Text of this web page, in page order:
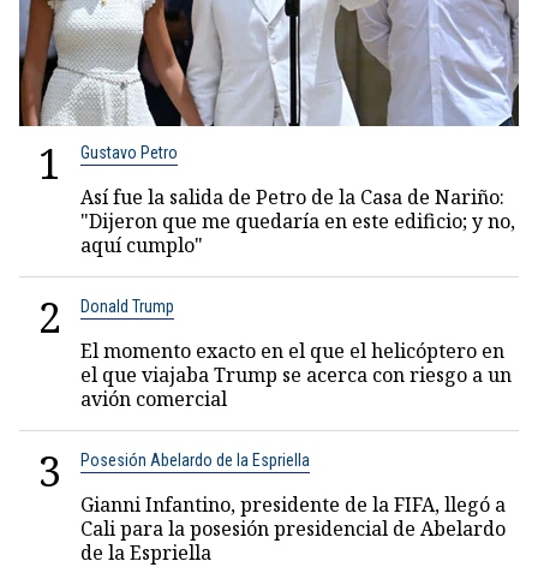
1 Gustavo Petro
Así fue la salida de Petro de la Casa de Nariño:
"Dijeron que me quedaría en este edificio; y no,
aquí cumplo"
2 Donald Trump
El momento exacto en el que el helicóptero en
el que viajaba Trump se acerca con riesgo a un
avión comercial
3 Posesión Abelardo de la Espriella
Gianni Infantino, presidente de la FIFA, llegó a
Cali para la posesión presidencial de Abelardo
de la Espriella